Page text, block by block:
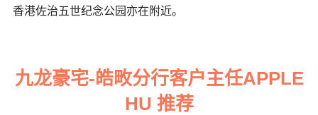
香港佐治五世纪念公园亦在附近。
九龙豪宅-皓畋分行客户主任APPLE
HU 推荐